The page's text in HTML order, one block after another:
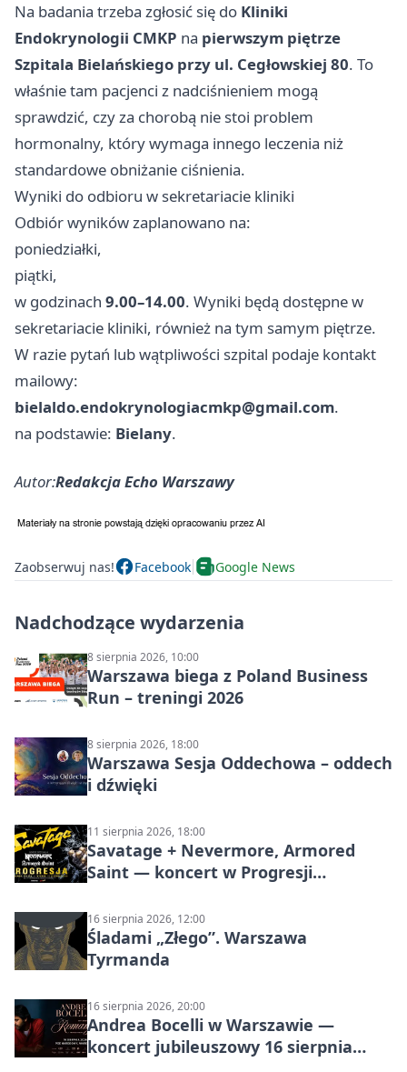
Na badania trzeba zgłosić się do Kliniki
Endokrynologii CMKP na pierwszym piętrze
Szpitala Bielańskiego przy ul. Cegłowskiej 80. To
właśnie tam pacjenci z nadciśnieniem mogą
sprawdzić, czy za chorobą nie stoi problem
hormonalny, który wymaga innego leczenia niż
standardowe obniżanie ciśnienia.
Wyniki do odbioru w sekretariacie kliniki
Odbiór wyników zaplanowano na:
poniedziałki,
piątki,
w godzinach 9.00–14.00. Wyniki będą dostępne w
sekretariacie kliniki, również na tym samym piętrze.
W razie pytań lub wątpliwości szpital podaje kontakt
mailowy:
bielaldo.endokrynologiacmkp@gmail.com.
na podstawie: Bielany.
Autor:Redakcja Echo Warszawy
Zaobserwuj nas! Facebook Google News
Nadchodzące wydarzenia
8 sierpnia 2026, 10:00
Warszawa biega z Poland Business
Run – treningi 2026
8 sierpnia 2026, 18:00
Warszawa Sesja Oddechowa – oddech
i dźwięki
11 sierpnia 2026, 18:00
Savatage + Nevermore, Armored
Saint — koncert w Progresji
16 sierpnia 2026, 12:00
Śladami „Złego”. Warszawa
Tyrmanda
16 sierpnia 2026, 20:00
Andrea Bocelli w Warszawie —
koncert jubileuszowy 16 sierpnia